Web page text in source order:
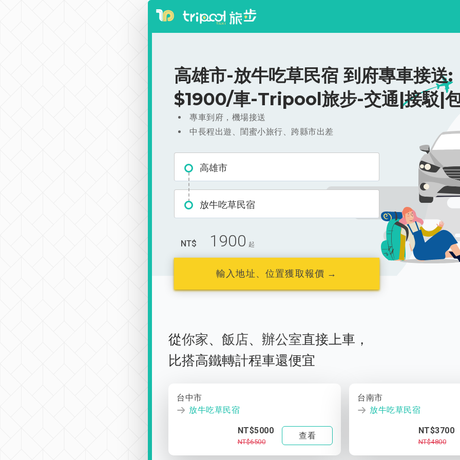
高雄市-放牛吃草民宿 到府專車接送:
$1900/車-Tripool旅步-交通|接駁|
專車到府，機場接送
中長程出遊、閨蜜小旅行、跨縣市出差
高雄市
放牛吃草民宿
NT$ 1900 起
輸入地址、位置獲取報價 →
從你家、 飯店、 辦公室直接上車，
比搭高鐵轉計程車還便宜
台中市
放牛吃草民宿
NT$5000
NT$6500
查看
台南市
放牛吃草民宿
NT$3700
NT$4800